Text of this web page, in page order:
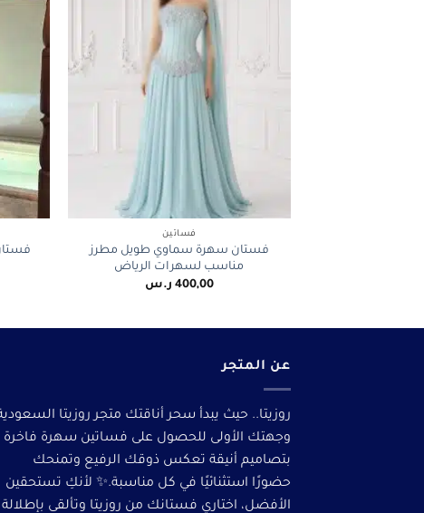
فساتين
فستان سهرة سماوي طويل مطرز
مناسب لسهرات الرياض
400,00 ر.س
عن المتجر
روزيتا.. حيث يبدأ سحر أناقتك متجر روزيتا
وجهتك الأولى للحصول على فساتين سهرة فاخرة
بتصاميم أنيقة تعكس ذوقك الرفيع وتمنحك
حضورًا استثنائيًا في كل مناسبة.✨ لأنكِ تستحقين
الأفضل، اختاري فستانك من روزيتا وتألقى بإطلالة